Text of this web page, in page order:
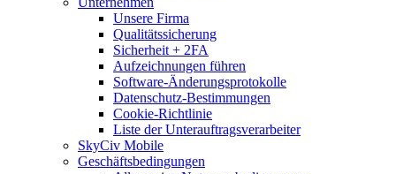
Unsere Firma
Qualitätssicherung
Sicherheit + 2FA
Aufzeichnungen führen
Software-Änderungsprotokolle
Datenschutz-Bestimmungen
Cookie-Richtlinie
Liste der Unterauftragsverarbeiter
SkyCiv Mobile
Geschäftsbedingungen